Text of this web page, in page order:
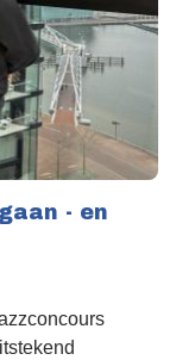
- en